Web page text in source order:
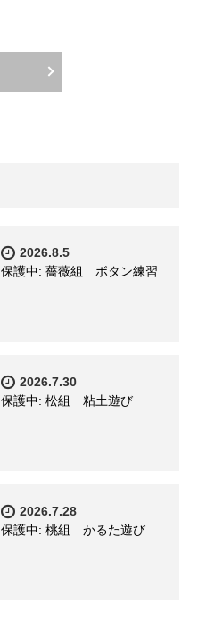
2026.8.5
保護中: 薔薇組 ボタン練習
2026.7.30
保護中: 松組 粘土遊び
2026.7.28
保護中: 桃組 かるた遊び